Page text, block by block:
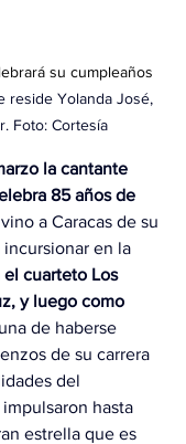
su cumpleaños
reside Yolanda José,
Foto: Cortesía
la cantante
85 años de
a Caracas de su
en la
el cuarteto Los
y luego como
de haberse
de su carrera
del
hasta
estrella que es